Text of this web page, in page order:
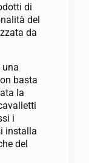
di
del
da
basta
la
i
installa
del